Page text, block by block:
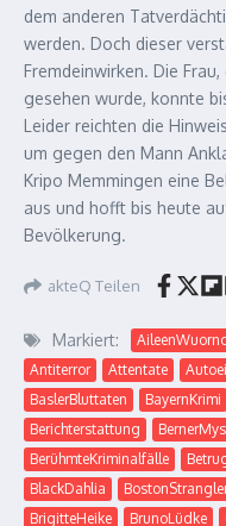
dem anderen
werden. Doch dieser
Fremdeinwirken. Die
gesehen wurde, konnte
Leider reichten die
um gegen den Mann
Kripo Memmingen eine
aus und hofft bis heute
Bevölkerung.
akteQ Teilen
Markiert:
Antiterror
Attentate
BaslerBluttaten
BayernKrimi
Berichterstattung
BerühmteKriminalfälle
BlackDahlia
BrigitteHeike
BrunoLüdke